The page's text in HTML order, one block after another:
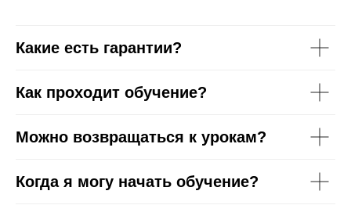
Какие есть гарантии?
Как проходит обучение?
Можно возвращаться к урокам?
Когда я могу начать обучение?